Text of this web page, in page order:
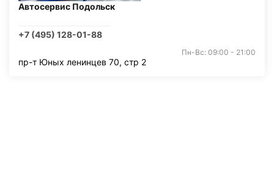
Автосервис Подольск
+7 (495) 128-01-88
Пн-Вс: 09:00 - 21:00
пр-т Юных ленинцев 70, стр 2